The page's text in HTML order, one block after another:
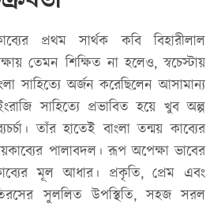
প্রথম সার্থক কবি বিহারীলাল
তেমন শিক্ষিত না হলেও, স্বচেস্টায়
সাহিত্যে অর্জন করেছিলেন আসামান্য
সাহিত্যে প্রভাবিত হয়ে খুব অল্প
তাঁর হাতেই বাংলা তন্ময় কাব্যের
পালাবদল। রূপ অপেক্ষা ভাবের
মূল আধার। প্রকৃতি, প্রেম এবং
সুললিত উপস্থিতি, সহজ সরল